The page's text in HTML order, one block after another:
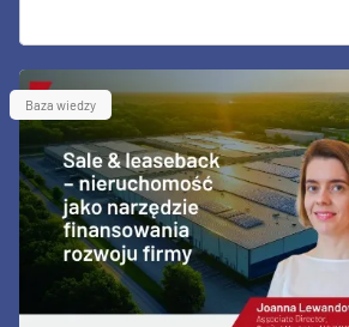
Baza wiedzy